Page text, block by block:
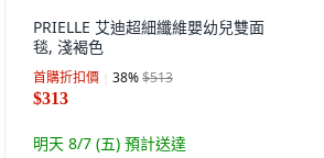
PRIELLE 艾迪超細纖維嬰幼兒雙面
毯, 淺褐色
首購折扣價 38%$513
$313
明天 8/7 (五) 預計送達